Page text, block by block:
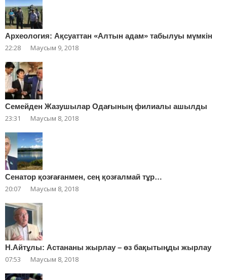
Археология: Ақсуаттан «Алтын адам» табылуы мүмкін
22:28 Маусым 9, 2018
Cемейден Жазушылар Одағының филиалы ашылды
23:31 Маусым 8, 2018
Сенатор қозғағанмен, сең қозғалмай тұр…
20:07 Маусым 8, 2018
Н.Айтұлы: Астананы жырлау – өз бақытыңды жырлау
07:53 Маусым 8, 2018